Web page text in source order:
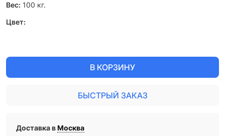
Вес: 100 кг.
Цвет:
В КОРЗИНУ
БЫСТРЫЙ ЗАКАЗ
Доставка вМосква